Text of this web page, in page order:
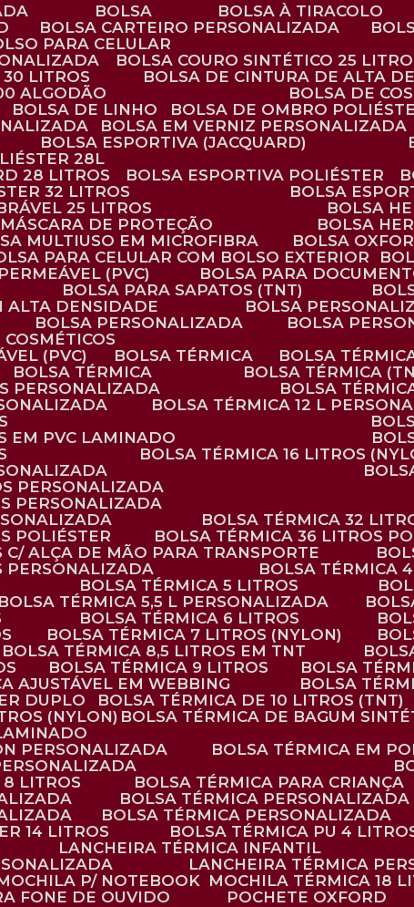
BOLSA BOLSA À TIRACOLO
BOLSA CARTEIRO PERSONALIZADA
PARA CELULAR
BOLSA COURO SINTÉTICO 25
30 LITROS
BOLSA DE CINTURA DE ALTA
ALGODÃO
BOLSA DE
BOLSA DE LINHO BOLSA DE OMBRO
BOLSA EM VERNIZ PERSONALIZADA
BOLSA ESPORTIVA (JACQUARD)
28L
28 LITROS
BOLSA ESPORTIVA POLIÉSTER
32 LITROS
BOLSA
25 LITROS
BOLSA
DE PROTEÇÃO
BOLSA
MULTIUSO EM MICROFIBRA BOLSA
PARA CELULAR COM BOLSO EXTERIOR
(PVC)
BOLSA PARA
BOLSA PARA SAPATOS (TNT)
ALTA DENSIDADE
BOLSA
BOLSA PERSONALIZADA BOLSA
(PVC)
BOLSA TÉRMICA BOLSA
BOLSA TÉRMICA BOLSA TÉRMICA
PERSONALIZADA
BOLSA
BOLSA TÉRMICA 12 L
EM PVC LAMINADO
BOLSA TÉRMICA 16 LITROS
PERSONALIZADA
PERSONALIZADA
BOLSA TÉRMICA 32
POLIÉSTER
BOLSA TÉRMICA 36 LITROS
C/ ALÇA DE MÃO PARA TRANSPORTE
PERSONALIZADA
BOLSA TÉRMICA
BOLSA TÉRMICA 5 LITROS
BOLSA TÉRMICA 5,5 L PERSONALIZADA
BOLSA TÉRMICA 6 LITROS
BOLSA TÉRMICA 7 LITROS (NYLON)
BOLSA TÉRMICA 8,5 LITROS EM TNT
BOLSA TÉRMICA 9 LITROS BOLSA
AJUSTÁVEL EM WEBBING
BOLSA
DUPLO
BOLSA TÉRMICA DE 10 LITROS (TNT)
(NYLON)
BOLSA TÉRMICA DE BAGUM
PERSONALIZADA
BOLSA TÉRMICA EM
8 LITROS
BOLSA TÉRMICA PARA CRIANÇA
BOLSA TÉRMICA PERSONALIZADA
BOLSA TÉRMICA PERSONALIZADA
14 LITROS
BOLSA TÉRMICA PU 4
LANCHEIRA TÉRMICA INFANTIL
LANCHEIRA TÉRMICA
MOCHILA P/ NOTEBOOK MOCHILA TÉRMICA 18
FONE DE OUVIDO
POCHETE OXFORD